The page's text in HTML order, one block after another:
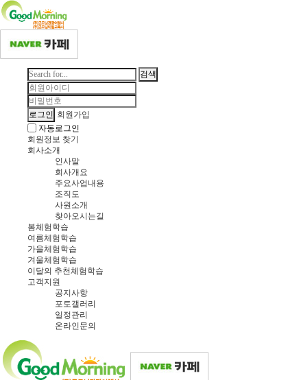
검색
로그인 회원가입
자동로그인
회원정보 찾기
회사소개
인사말
회사개요
주요사업내용
조직도
사원소개
찾아오시는길
봄체험학습
여름체험학습
가을체험학습
겨울체험학습
이달의 추천체험학습
고객지원
공지사항
포토갤러리
일정관리
온라인문의